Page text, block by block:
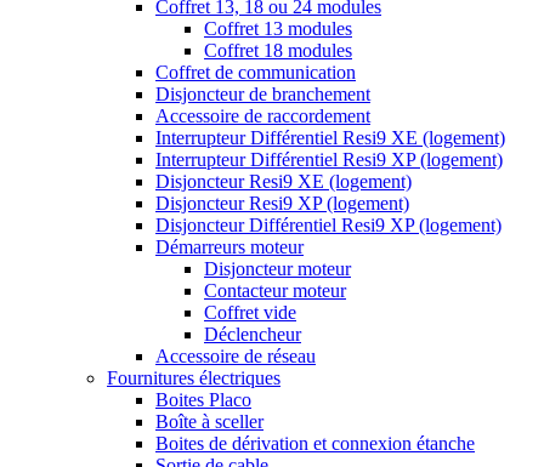
Coffret 13, 18 ou 24 modules
Coffret 13 modules
Coffret 18 modules
Coffret de communication
Disjoncteur de branchement
Accessoire de raccordement
Interrupteur Différentiel Resi9 XE (logement)
Interrupteur Différentiel Resi9 XP (logement)
Disjoncteur Resi9 XE (logement)
Disjoncteur Resi9 XP (logement)
Disjoncteur Différentiel Resi9 XP (logement)
Démarreurs moteur
Disjoncteur moteur
Contacteur moteur
Coffret vide
Déclencheur
Accessoire de réseau
Fournitures électriques
Boites Placo
Boîte à sceller
Boites de dérivation et connexion étanche